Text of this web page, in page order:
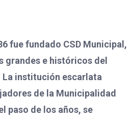
fue fundado CSD Municipal,
grandes e históricos del
institución escarlata
de la Municipalidad
paso de los años, se